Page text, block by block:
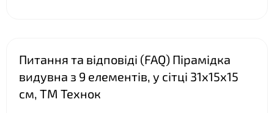
Питання та відповіді (FAQ) Пірамідка
видувна з 9 елементів, у сітці 31х15х15
см, ТМ Технок